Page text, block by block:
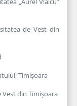
de Vest din
Timișoara
Vest din Timișoara